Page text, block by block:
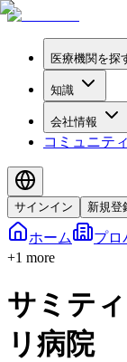
医療機関を探
知識
会社情報
コミュニティ
サインイン 新規登
ホーム プロ
+1 more
サミテ
リ病院